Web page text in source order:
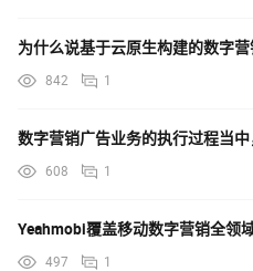
842 1
608 1
Yeahmobi覆盖移动数字营销全领
497 1